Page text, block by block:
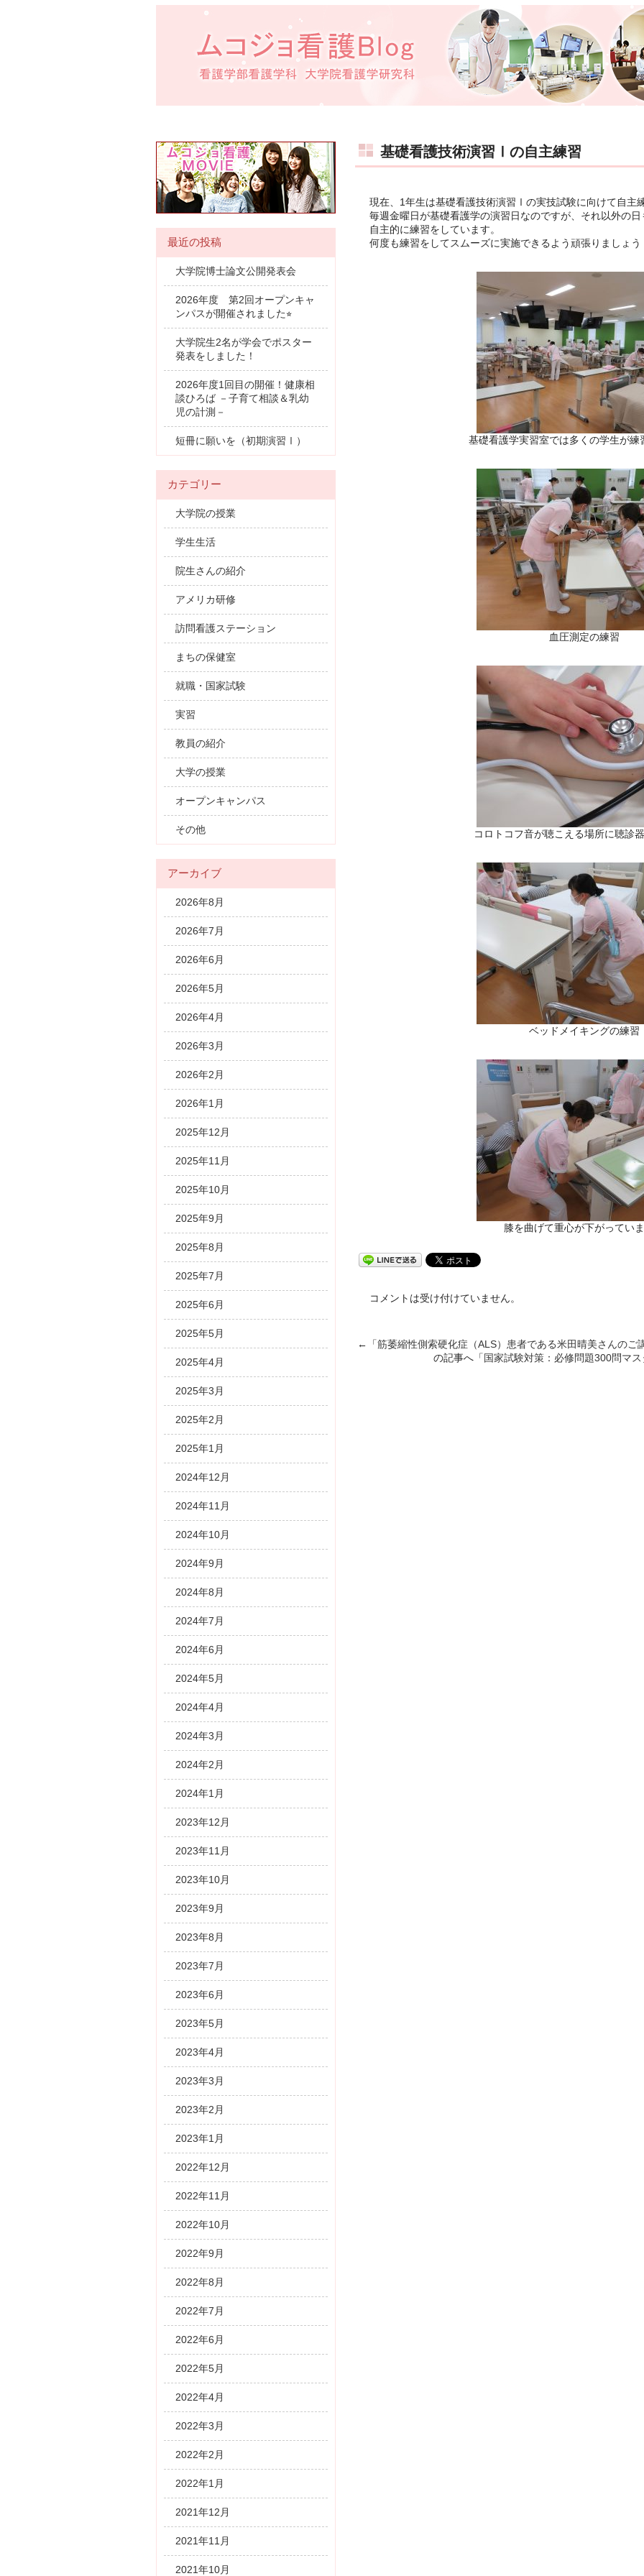
基礎看護技術演習Ⅰの自主練習
現在、1年生は基礎看護技術演習Ⅰの実技試験に向けて自主
毎週金曜日が基礎看護学の演習日なのですが、それ以外の
自主的に練習をしています。
何度も練習をしてスムーズに実施できるよう頑張りましょう
基礎看護学実習室では多くの学生が練
血圧測定の練習
コロトコフ音が聴こえる場所に聴診
ベッドメイキングの練習
膝を曲げて重心が下がってい
コメントは受け付けていません。
←「筋萎縮性側索硬化症（ALS）患者である米田晴美さんのご
の記事へ「 国家試験対策：必修問題300問マ
最近の投稿
大学院博士論文公開発表会
2026年度 第2回オープンキャ
ンパスが開催されました⭐︎
大学院生2名が学会でポスター
発表をしました！
2026年度1回目の開催！健康相
談ひろば －子育て相談＆乳幼
児の計測－
短冊に願いを（初期演習Ⅰ）
カテゴリー
大学院の授業
学生生活
院生さんの紹介
アメリカ研修
訪問看護ステーション
まちの保健室
就職・国家試験
実習
教員の紹介
大学の授業
オープンキャンパス
その他
アーカイブ
2026年8月
2026年7月
2026年6月
2026年5月
2026年4月
2026年3月
2026年2月
2026年1月
2025年12月
2025年11月
2025年10月
2025年9月
2025年8月
2025年7月
2025年6月
2025年5月
2025年4月
2025年3月
2025年2月
2025年1月
2024年12月
2024年11月
2024年10月
2024年9月
2024年8月
2024年7月
2024年6月
2024年5月
2024年4月
2024年3月
2024年2月
2024年1月
2023年12月
2023年11月
2023年10月
2023年9月
2023年8月
2023年7月
2023年6月
2023年5月
2023年4月
2023年3月
2023年2月
2023年1月
2022年12月
2022年11月
2022年10月
2022年9月
2022年8月
2022年7月
2022年6月
2022年5月
2022年4月
2022年3月
2022年2月
2022年1月
2021年12月
2021年11月
2021年10月